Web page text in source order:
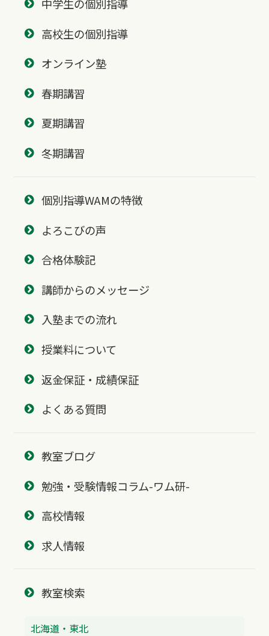
中学生の個別指導
高校生の個別指導
オンライン塾
春期講習
夏期講習
冬期講習
個別指導WAMの特徴
よろこびの声
合格体験記
講師からのメッセージ
入塾までの流れ
授業料について
返金保証・成績保証
よくある質問
教室ブログ
勉強・受験情報コラム-ワム研-
高校情報
求人情報
教室検索
北海道・東北